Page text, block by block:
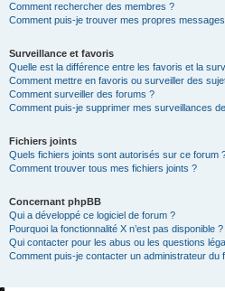
Comment rechercher des membres ?
Comment puis-je trouver mes propres
Surveillance et favoris
Quelle est la différence entre les favoris et la
Comment mettre en favoris ou surveiller des
Comment surveiller des forums ?
Comment puis-je supprimer mes surveillances
Fichiers joints
Quels fichiers joints sont autorisés sur ce forum
Comment trouver tous mes fichiers joints ?
Concernant phpBB
Qui a développé ce logiciel de forum ?
Pourquoi la fonctionnalité X n’est pas disponible ?
Qui contacter pour les abus ou les questions
Comment puis-je contacter un administrateur du